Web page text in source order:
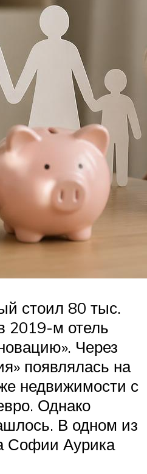
стоил 80 тыс.
2019-м отель
Через
появлялась на
недвижимости с
Однако
В одном из
Софии Аурика